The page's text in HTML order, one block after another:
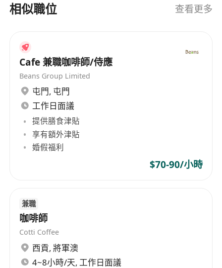
相似職位 查看更多
Cafe 兼職咖啡師/侍應
Beans Group Limited
屯門, 屯門
工作日面議
提供膳食津貼
享有額外津貼
婚假福利
$70-90/小時
兼職
咖啡師
Cotti Coffee
西貢, 將軍澳
4~8小時/天, 工作日面議